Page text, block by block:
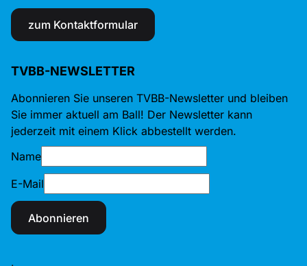
zum Kontaktformular
TVBB-NEWSLETTER
Abonnieren Sie unseren TVBB-Newsletter und bleiben
Sie immer aktuell am Ball! Der Newsletter kann
jederzeit mit einem Klick abbestellt werden.
Name
E-Mail
Abonnieren